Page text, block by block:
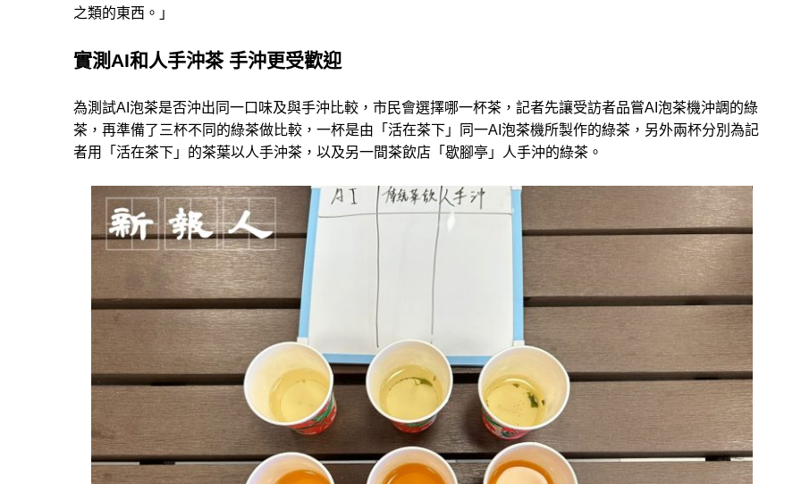
之類的東西。」
實測AI和人手沖茶 手沖更受歡迎
為測試AI泡茶是否沖出同一口味及與手沖比較，市民會選擇哪一杯茶，記者先讓受訪者品嘗AI泡茶機沖調的綠
茶，再準備了三杯不同的綠茶做比較，一杯是由「活在茶下」同一AI泡茶機所製作的綠茶，另外兩杯分別為記
者用「活在茶下」的茶葉以人手沖茶，以及另一間茶飲店「歇腳亭」人手沖的綠茶。